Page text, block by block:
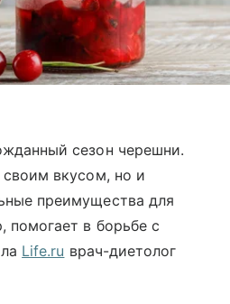
сезон черешни.
вкусом, но и
преимущества для
в борьбе с
Life.ru врач-диетолог